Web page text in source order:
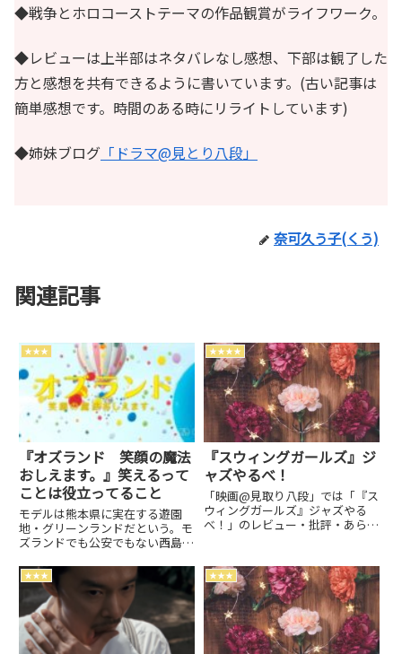
◆戦争とホロコーストテーマの作品観賞がライフワーク。
◆レビューは上半部はネタバレなし感想、下部は観了した
方と感想を共有できるように書いています。(古い記事は
簡単感想です。時間のある時にリライトしています)
◆姉妹ブログ 「ドラマ@見とり八段」
奈可久う子(くう)
関連記事
★★★
『オズランド 笑顔の魔法
おしえます。』笑えるって
ことは役立ってること
モデルは熊本県に実在する遊園
地・グリーンランドだという。モ
ズランドでも公安でもない西島秀
日本 監督: 波多野貴文キャス
ト: 波瑠、西島秀俊、岡山天
音、深水元基、中村倫也、橋本
愛、戸田昌…
★★★★
『スウィングガールズ』ジ
ャズやるべ！
「映画@見取り八段」では「『ス
ウィングガールズ』ジャズやる
べ！」のレビュー・批評・あらす
タバレ感想は別枠で表記。
★★★ ★★★